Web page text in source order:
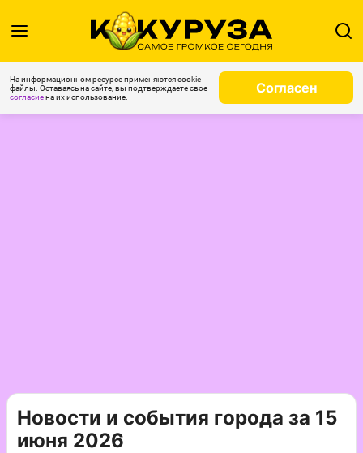
На информационном ресурсе применяются cookie-
файлы. Оставаясь на сайте, вы подтверждаете свое
согласиена их использование.
Согласен
Новости и события города за 15
июня 2026